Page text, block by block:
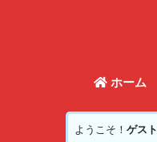
ホーム
ようこそ！ ゲスト